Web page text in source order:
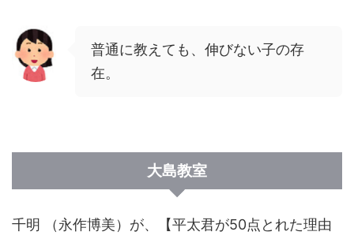
普通に教えても、伸びない子の存
在。
大島教室
千明 （永作博美）が、【平太君が50点とれた理由